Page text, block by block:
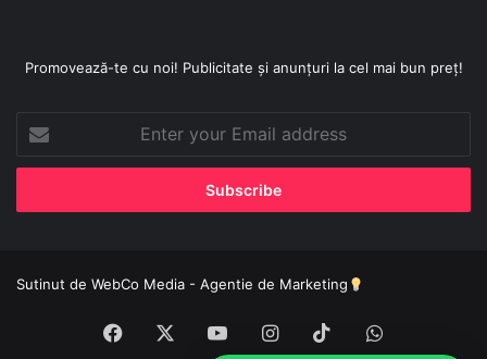
Promovează-te cu noi! Publicitate și anunțuri la cel mai bun preț!
Enter
your
Email
Sutinut de WebCo Media - Agentie de Marketing
Facebook YouTubeInstagram
TikTokWhatsApp